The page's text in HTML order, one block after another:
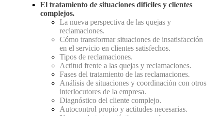
El tratamiento de situaciones difíciles y clientes
complejos.
La nueva perspectiva de las quejas y
reclamaciones.
Cómo transformar situaciones de insatisfacción
en el servicio en clientes satisfechos.
Tipos de reclamaciones.
Actitud frente a las quejas y reclamaciones.
Fases del tratamiento de las reclamaciones.
Análisis de situaciones y coordinación con otros
interlocutores de la empresa.
Diagnóstico del cliente complejo.
Autocontrol propio y actitudes necesarias.